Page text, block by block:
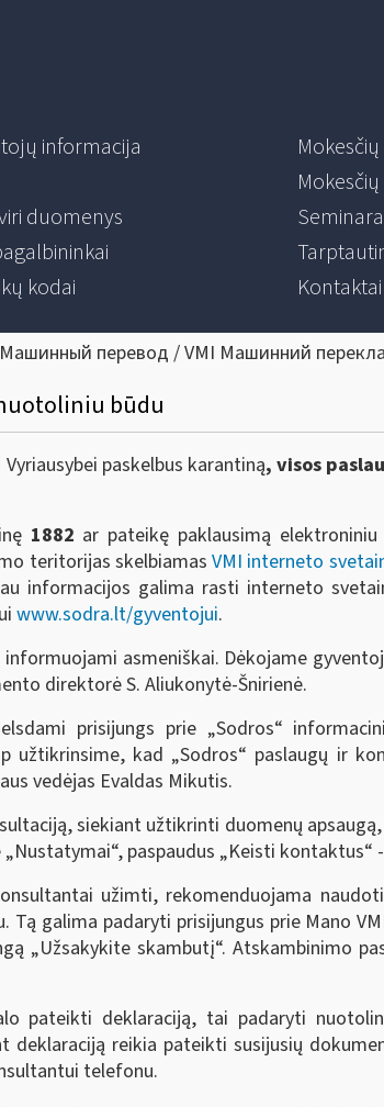
informacija
duomenys
kodai
перевод / VMI Машинний
nuotoliniu būdu
paskelbus karantiną, visos
1882 ar pateikę paklausimą
teritorijas skelbiamasVMI interneto
informacijos galima rasti interneto
www.sodra.lt/gyventojui.
asmeniškai. Dėkojame
direktorė S. Aliukonytė-Šnirienė.
prisijungs prie „Sodros“
kad „Sodros“ paslaugų ir
vedėjas Evaldas Mikutis.
siekiant užtikrinti duomenų
paspaudus „Keisti
užimti, rekomenduojama
galima padaryti prisijungus prie Mano
„Užsakykite skambutį“. Atskambinimo
pateikti deklaraciją, tai padaryti
reikia pateikti susijusių
telefonu.